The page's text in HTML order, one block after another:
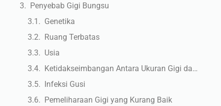
Penyebab Gigi Bungsu
Genetika
Ruang Terbatas
Usia
Ketidakseimbangan Antara Ukuran Gigi dan Rahang
Infeksi Gusi
Pemeliharaan Gigi yang Kurang Baik